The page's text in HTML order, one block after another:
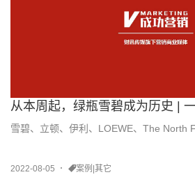
从本周起，绿瓶雪碧成为历史 |
雪碧、立顿、伊利、LOEWE、The North
2022-08-05 案例|其它